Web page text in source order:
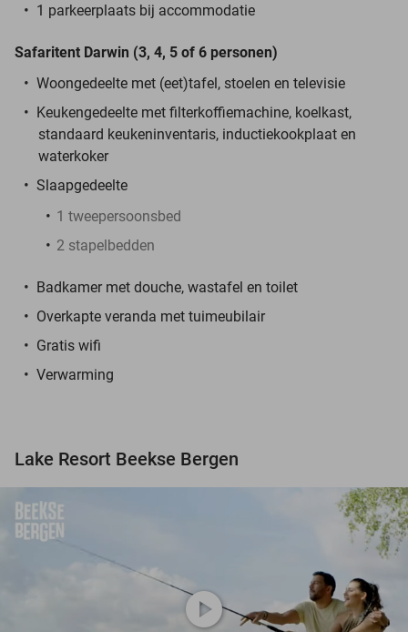
1 parkeerplaats bij accommodatie
Safaritent Darwin (3, 4, 5 of 6 personen)
Woongedeelte met (eet)tafel, stoelen en televisie
Keukengedeelte met filterkoffiemachine, koelkast,
standaard keukeninventaris, inductiekookplaat en
waterkoker
Slaapgedeelte
1 tweepersoonsbed
2 stapelbedden
Badkamer met douche, wastafel en toilet
Overkapte veranda met tuimeubilair
Gratis wifi
Verwarming
Lake Resort Beekse Bergen
play_circle